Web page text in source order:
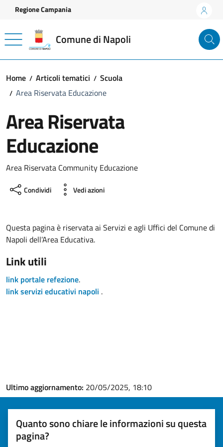
Vai ai contenuti
Vai al footer
Regione Campania
Comune di Napoli
Home Articoli tematici
Scuola
Area Riservata Educazione
Area Riservata
Educazione
Area Riservata Community Educazione
Condividi Vedi azioni
Questa pagina è riservata ai Servizi e agli Uffici del Comune di
Napoli dell’Area Educativa.
Link utili
link portale refezione.
link servizi educativi napoli .
Ultimo aggiornamento: 20/05/2025, 18:10
Quanto sono chiare le informazioni su questa
pagina?